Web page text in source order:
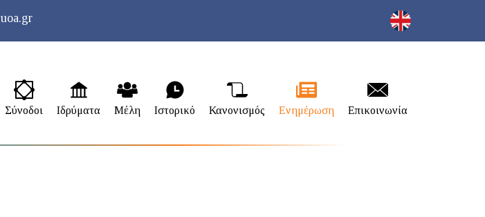
Σύνοδοι Ιδρύματα Μέλη Ιστορικό Κανονισμός Ενημέρωση Επικοινωνία